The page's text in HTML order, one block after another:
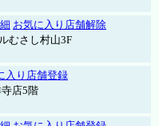
お気に入り店舗解除
むさし村山3F
入り店舗登録
店5階